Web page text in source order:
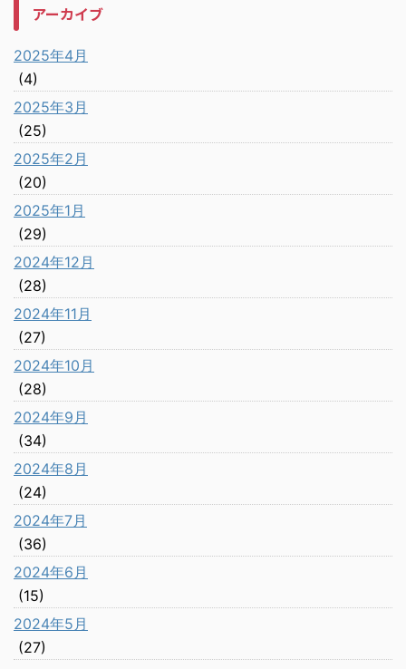
アーカイブ
2025年4月
(4)
2025年3月
(25)
2025年2月
(20)
2025年1月
(29)
2024年12月
(28)
2024年11月
(27)
2024年10月
(28)
2024年9月
(34)
2024年8月
(24)
2024年7月
(36)
2024年6月
(15)
2024年5月
(27)